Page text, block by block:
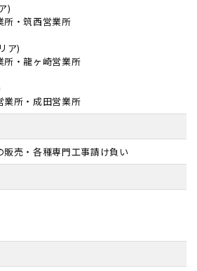
)
所・筑西営業所
ア)
所・龍ヶ崎営業所
業所・成田営業所
売・各種専門工事請け負い